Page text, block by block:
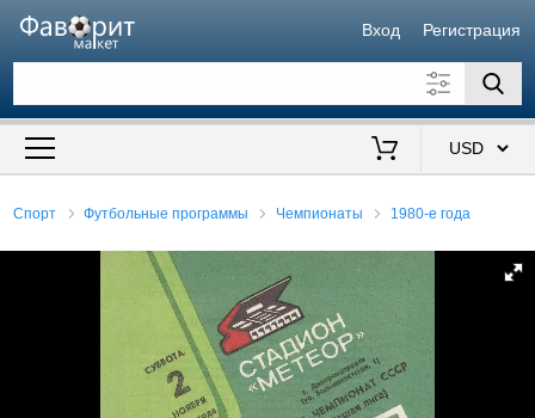
Вход Регистрация
Искать также в описании
Спорт Футбольные программы Чемпионаты 1980-е года